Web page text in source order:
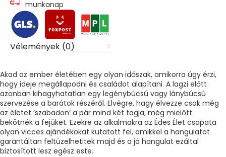
munkanap
Vélemények (0)
Akad az ember életében egy olyan időszak, amikorra úgy érzi,
hogy ideje megállapodni és családot alapítani. A lagzi előtt
azonban kihagyhatatlan egy legénybúcsú vagy lánybúcsú
szervezése a barátok részéről. Elvégre, hagy élvezze csak még
az életet ‘szabadon’ a pár mind két tagja, még mielőtt
bekötnék a fejüket. Ezekre az alkalmakra az Édes Élet csapata
olyan vicces ajándékokat kutatott fel, amikkel a hangulatot
garantáltan feltüzelhetitek majd és a jó hangulat ezáltal
biztosított lesz egész este.